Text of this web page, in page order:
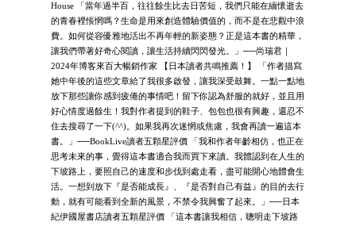
House 「當年過半百，往往餘生比去日苦短，我們只能在緬懷逝去
的青春裡悵惘嗎？生命是用來創造體驗價值的，而不是在悲觀中浪
費。如何從容優雅地活出不再年輕的新姿態？正是這本書的精華，
讓我們帶著好奇心閱讀，讓生活持續閃閃發光。」──尚瑞君｜
2024年博客來百大暢銷作家 【日本讀者共鳴推薦！】 「作者描寫
她中年後的這些文章給了我很多啟發，讓我深受鼓舞。一點一點地
放下那些讓你感到疲倦的事情吧！留下你認為舒服的就好，並且用
好心情度過餘生！我對作者提到的鞋子、包包也很有興趣，還忍不
住去搜尋了一下(^^)。如果我再次迷惘或焦慮，我會再讀一遍這本
書。」──BookLive讀者五顆星評價 「我和作者年齡相仿，也正在
思考未來的事，覺得這本書適合我而買下來讀。我體認到在人生的
下坡路上，要照自己的速度和步伐到處走看，盡可能開心地體會生
活。一想到放下『是否能成長』、『是否對自己有益』的目的去行
動，就有可能看到全新的風景，不禁令我興奮了起來。」──日本
紀伊國屋書店讀者五顆星評價 「這本書讓我相信，聰明走下坡路